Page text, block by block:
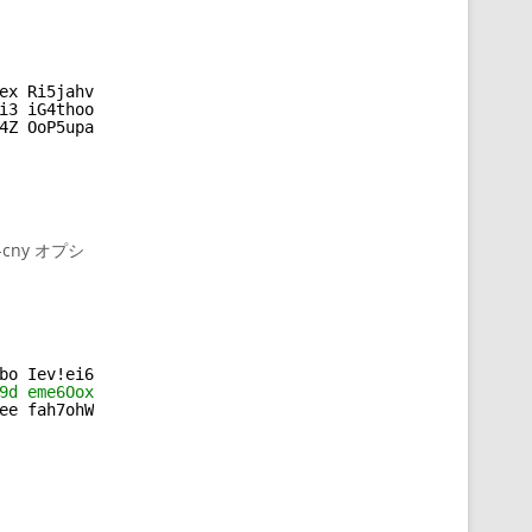
Ri5jahv5
iG4thooh
オプシ
Iev!ei6a
eme6Oox|
fah7ohW~